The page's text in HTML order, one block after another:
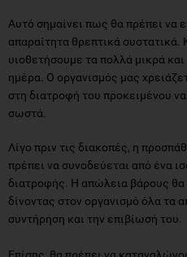
Αυτό σημαίνει πως θα πρέπει να
απαραίτητα θρεπτικά συστατικά.
υιοθετήσουμε τα πολλά μικρά
ημέρα. Ο οργανισμός μας
στη διατροφή του προκειμένου να
σωστά.
Λίγο πριν τις διακοπές, η
πρέπει να συνοδεύεται από ένα
διατροφής. Η απώλεια βάρους θα
δίνοντας στον οργανισμό όλα τα
συντήρηση και την επιβίωσή του.
Επίσης, θα πρέπει να